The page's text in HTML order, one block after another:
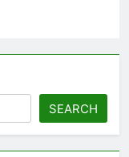
SEARCH